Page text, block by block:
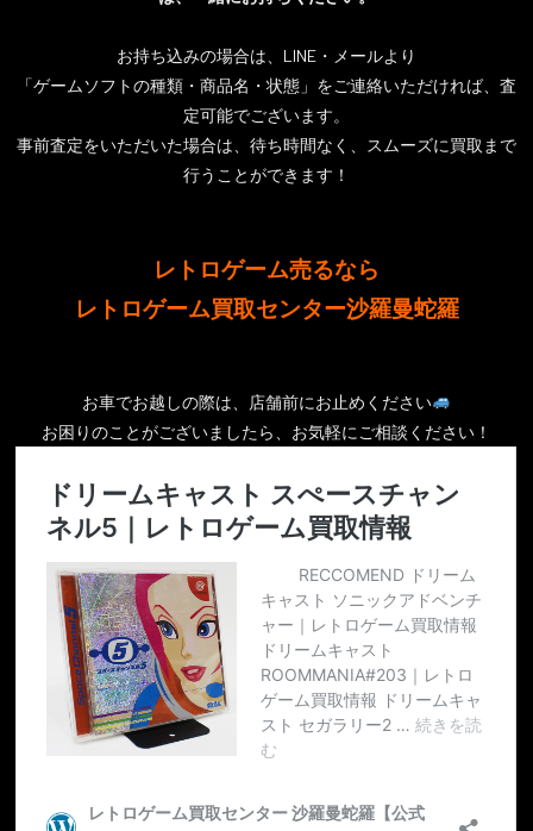
お持ち込みの場合は、LINE・メールより
「ゲームソフトの種類・商品名・状態」をご連絡いただければ、査
定可能でございます。
事前査定をいただいた場合は、待ち時間なく、スムーズに買取まで
行うことができます！
レトロゲーム売るなら
レトロゲーム買取センター沙羅曼蛇羅
お車でお越しの際は、店舗前にお止めください
お困りのことがございましたら、お気軽にご相談ください！